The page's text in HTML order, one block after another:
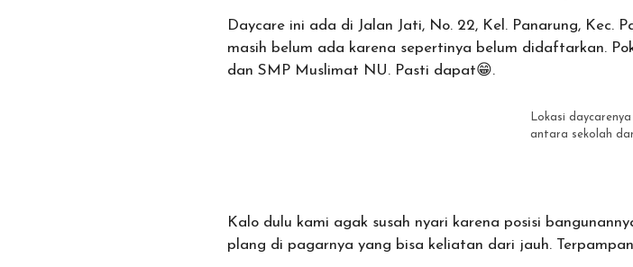
Daycare ini ada di Jalan Jati, No. 22, Kel. Panarung, Kec.
masih belum ada karena sepertinya belum didaftarkan.
dan SMP Muslimat NU. Pasti dapat😁.
Lokasi
antara sekolah
Kalo dulu kami agak susah nyari karena posisi
plang di pagarnya yang bisa keliatan dari jauh.